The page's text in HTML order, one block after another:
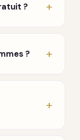
?
les?
vous
ou que vous
Aucun